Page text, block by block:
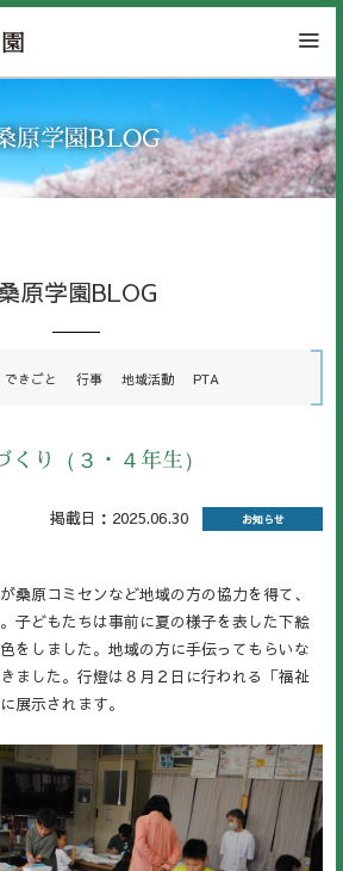
原学園BLOG
原学園BLOG
できごと 行事 地域活動 PTA
くり（３・４年生）
掲載日：2025.06.30 お知らせ
桑原コミセンなど地域の方の協力を得て、
子どもたちは事前に夏の様子を表した下絵
をしました。地域の方に手伝ってもらいな
ました。行燈は８月２日に行われる「福祉
展示されます。